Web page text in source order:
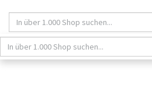
content
schaufenster.de